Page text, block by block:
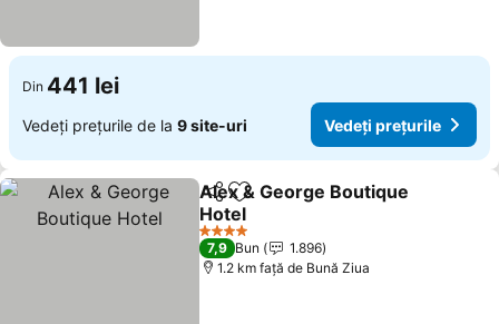
Din 441 lei
Vedeți prețurile de la 9 site-uri Vedeți prețurile
DistribuițiAdăugaţi la favorite
Alex & George Boutique
Hotel
Vedeți prețurile
4 Stele
7,9 Bun
1.896
1.2 km faţă de Bună Ziua